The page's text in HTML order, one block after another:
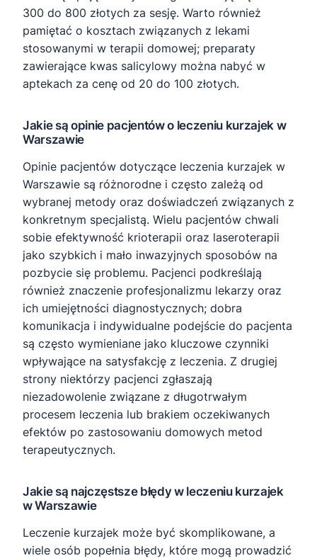
300 do 800 złotych za sesję. Warto również
pamiętać o kosztach związanych z lekami
stosowanymi w terapii domowej; preparaty
zawierające kwas salicylowy można nabyć w
aptekach za cenę od 20 do 100 złotych.
Jakie są opinie pacjentów o leczeniu kurzajek w
Warszawie
Opinie pacjentów dotyczące leczenia kurzajek w
Warszawie są różnorodne i często zależą od
wybranej metody oraz doświadczeń związanych z
konkretnym specjalistą. Wielu pacjentów chwali
sobie efektywność krioterapii oraz laseroterapii
jako szybkich i mało inwazyjnych sposobów na
pozbycie się problemu. Pacjenci podkreślają
również znaczenie profesjonalizmu lekarzy oraz
ich umiejętności diagnostycznych; dobra
komunikacja i indywidualne podejście do pacjenta
są często wymieniane jako kluczowe czynniki
wpływające na satysfakcję z leczenia. Z drugiej
strony niektórzy pacjenci zgłaszają
niezadowolenie związane z długotrwałym
procesem leczenia lub brakiem oczekiwanych
efektów po zastosowaniu domowych metod
terapeutycznych.
Jakie są najczęstsze błędy w leczeniu kurzajek
w Warszawie
Leczenie kurzajek może być skomplikowane, a
wiele osób popełnia błędy, które mogą prowadzić